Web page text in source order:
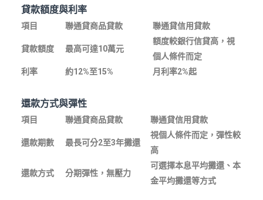
貸款額度與利率
項目 聯通貸商品貸款 聯通貸信用貸款
貸款額度 最高可達10萬元
額度較銀行信貸高，視
個人條件而定
利率
約12%至15% 月利率2%起
還款方式與彈性
項目 聯通貸商品貸款 聯通貸信用貸款
還款期數 最長可分2至3年攤還
視個人條件而定，彈性較
高
還款方式 分期彈性，無壓力
可選擇本息平均攤還、本
金平均攤還等方式